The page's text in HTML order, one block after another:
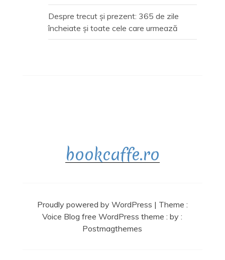
Despre trecut și prezent: 365 de zile
încheiate și toate cele care urmează
bookcaffe.ro
Proudly powered by WordPress | Theme :
Voice Blog free WordPress theme: by :
Postmagthemes